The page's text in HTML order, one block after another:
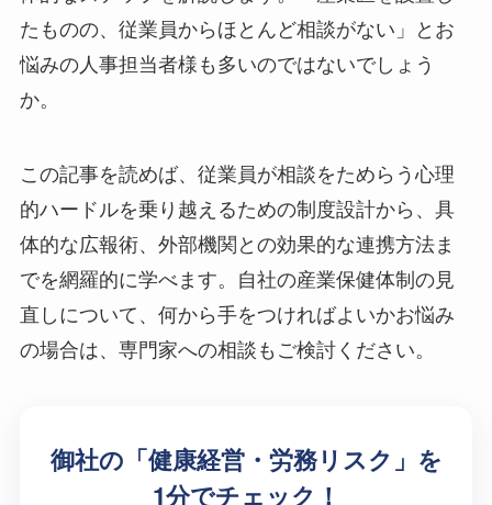
たものの、従業員からほとんど相談がない」とお
悩みの人事担当者様も多いのではないでしょう
か。
この記事を読めば、従業員が相談をためらう心理
的ハードルを乗り越えるための制度設計から、具
体的な広報術、外部機関との効果的な連携方法ま
でを網羅的に学べます。自社の産業保健体制の見
直しについて、何から手をつければよいかお悩み
の場合は、専門家への相談もご検討ください。
御社の「健康経営・労務リスク」を
1分でチェック！